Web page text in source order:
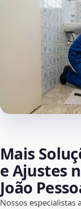
Mais
e Ajustes
João
Nossos especialistas